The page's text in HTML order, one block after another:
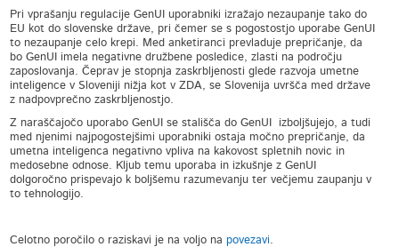
Pri vprašanju regulacije GenUI uporabniki izražajo nezaupanje tako do
EU kot do slovenske države, pri čemer se s pogostostjo uporabe GenUI
to nezaupanje celo krepi. Med anketiranci prevladuje prepričanje, da
bo GenUI imela negativne družbene posledice, zlasti na področju
zaposlovanja. Čeprav je stopnja zaskrbljenosti glede razvoja umetne
inteligence v Sloveniji nižja kot v ZDA, se Slovenija uvršča med države
z nadpovprečno zaskrbljenostjo.
Z naraščajočo uporabo GenUI se stališča do GenUI izboljšujejo, a tudi
med njenimi najpogostejšimi uporabniki ostaja močno prepričanje, da
umetna inteligenca negativno vpliva na kakovost spletnih novic in
medosebne odnose. Kljub temu uporaba in izkušnje z GenUI
dolgoročno prispevajo k boljšemu razumevanju ter večjemu zaupanju v
to tehnologijo.
Celotno poročilo o raziskavi je na voljo na povezavi.